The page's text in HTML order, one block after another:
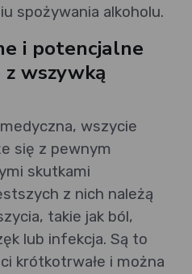
spożywania alkoholu.
i potencjalne
z wszywką
wszycie
się z pewnym
skutkami
z nich należą
takie jak ból,
lub infekcja. Są to
krótkotrwałe i można